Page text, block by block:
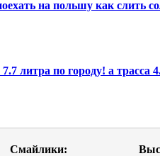
на польшу как слить
7.7 литра по городу! а трасса
Смайлики: